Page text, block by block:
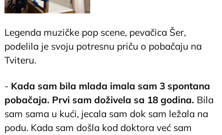
Legenda muzičke pop scene, pevačica Šer,
podelila je svoju potresnu priču o pobačaju na
Tviteru.
- Kada sam bila mlada imala sam 3 spontana
pobačaja. Prvi sam doživela sa 18 godina. Bila
sam sama u kući, jecala sam dok sam ležala na
podu. Kada sam došla kod doktora već sam